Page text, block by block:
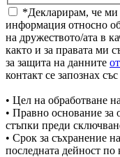
*Декларирам, че ми
информация относно
на дружеството/ата в
както и за правата ми
за защита на данните
контакт се запознах
• Цел на обработване
• Правно основание за
стъпки преди
• Срок за съхранение
последната дейност